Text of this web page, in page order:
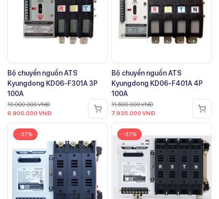
Bộ chuyển nguồn ATS
Kyungdong KD06-F301A 3P
100A
10.000.000VNĐ
6.900.000 VNĐ
Bộ chuyển nguồn ATS
Kyungdong KD06-F401A 4P
100A
11.500.000VNĐ
7.935.000 VNĐ
-37% -37%